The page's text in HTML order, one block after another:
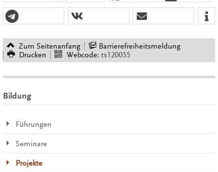
Zum Seitenanfang
Barrierefreiheitsmeldung
Drucken
Webcode: ts120055
Bildung
Führungen
Seminare
Projekte